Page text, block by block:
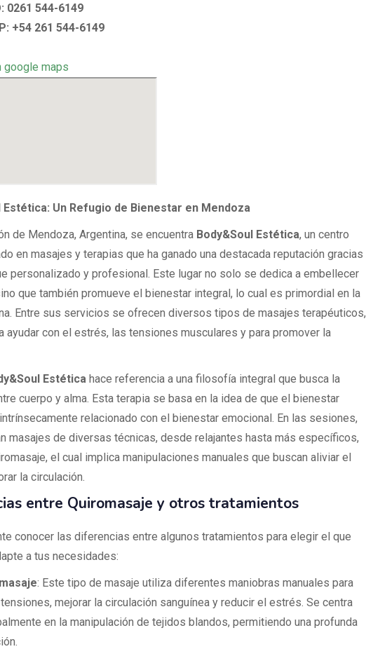
0261 544-6149
+54 261 544-6149
google maps
Estética: Un Refugio de Bienestar en Mendoza
de Mendoza, Argentina, se encuentra Body&Soul Estética, un centro
en masajes y terapias que ha ganado una destacada reputación gracias
personalizado y profesional. Este lugar no solo se dedica a embellecer
que también promueve el bienestar integral, lo cual es primordial en la
Entre sus servicios se ofrecen diversos tipos de masajes terapéuticos,
ayudar con el estrés, las tensiones musculares y para promover la
Estéticahace referencia a una filosofía integral que busca la
cuerpo y alma. Esta terapia se basa en la idea de que el bienestar
relacionado con el bienestar emocional. En las sesiones,
masajes de diversas técnicas, desde relajantes hasta más específicos,
el cual implica manipulaciones manuales que buscan aliviar el
la circulación.
entre Quiromasaje y otros tratamientos
conocer las diferencias entre algunos tratamientos para elegir el que
a tus necesidades:
: Este tipo de masaje utiliza diferentes maniobras manuales para
mejorar la circulación sanguínea y reducir el estrés. Se centra
en la manipulación de tejidos blandos, permitiendo una profunda